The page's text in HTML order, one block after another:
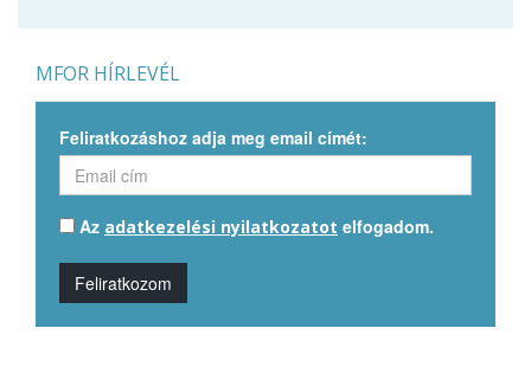
MFOR HÍRLEVÉL
Feliratkozáshoz adja meg email címét:
Az adatkezelési nyilatkozatot elfogadom.
Feliratkozom